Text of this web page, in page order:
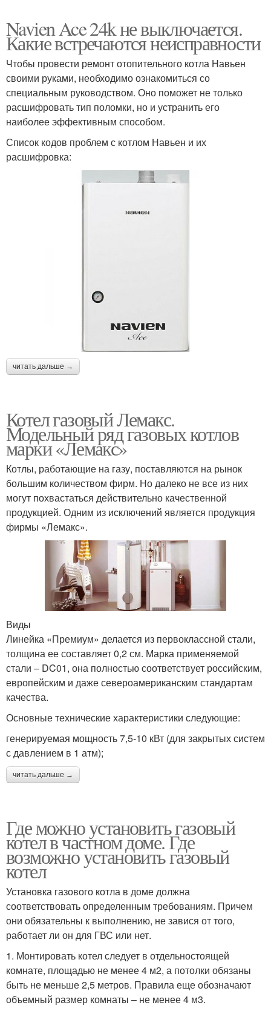
Navien Ace 24k не выключается.
Какие встречаются неисправности
Чтобы провести ремонт отопительного котла Навьен
своими руками, необходимо ознакомиться со
специальным руководством. Оно поможет не только
расшифровать тип поломки, но и устранить его
наиболее эффективным способом.
Список кодов проблем с котлом Навьен и их
расшифровка:
читать дальше →
Котел газовый Лемакс.
Модельный ряд газовых котлов
марки «Лемакс»
Котлы, работающие на газу, поставляются на рынок
большим количеством фирм. Но далеко не все из них
могут похвастаться действительно качественной
продукцией. Одним из исключений является продукция
фирмы «Лемакс».
Виды
Линейка «Премиум» делается из первоклассной стали,
толщина ее составляет 0,2 см. Марка применяемой
стали – DC01, она полностью соответствует российским,
европейским и даже североамериканским стандартам
качества.
Основные технические характеристики следующие:
генерируемая мощность 7,5-10 кВт (для закрытых систем
с давлением в 1 атм);
читать дальше →
Где можно установить газовый
котел в частном доме. Где
возможно установить газовый
котел
Установка газового котла в доме должна
соответствовать определенным требованиям. Причем
они обязательны к выполнению, не завися от того,
работает ли он для ГВС или нет.
1. Монтировать котел следует в отдельностоящей
комнате, площадью не менее 4 м2, а потолки обязаны
быть не меньше 2,5 метров. Правила еще обозначают
объемный размер комнаты – не менее 4 м3.